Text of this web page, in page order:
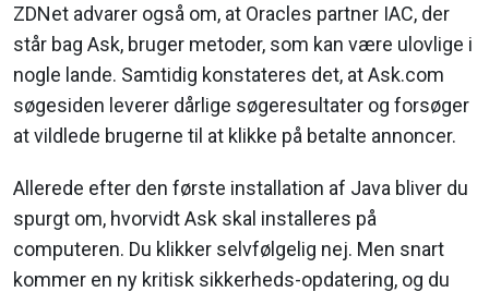
ZDNet advarer også om, at Oracles partner IAC, der
står bag Ask, bruger metoder, som kan være ulovlige i
nogle lande. Samtidig konstateres det, at Ask.com
søgesiden leverer dårlige søgeresultater og forsøger
at vildlede brugerne til at klikke på betalte annoncer.
Allerede efter den første installation af Java bliver du
spurgt om, hvorvidt Ask skal installeres på
computeren. Du klikker selvfølgelig nej. Men snart
kommer en ny kritisk sikkerheds-opdatering, og du